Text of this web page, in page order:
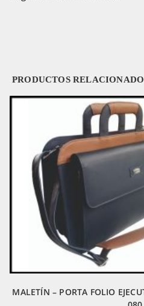
PRODUCTOS
MALETÍN – PORTA FOLIO